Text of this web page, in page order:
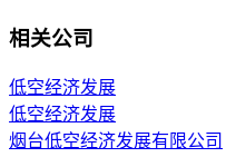
相关公司
低空经济发展
低空经济发展
烟台低空经济发展有限公司